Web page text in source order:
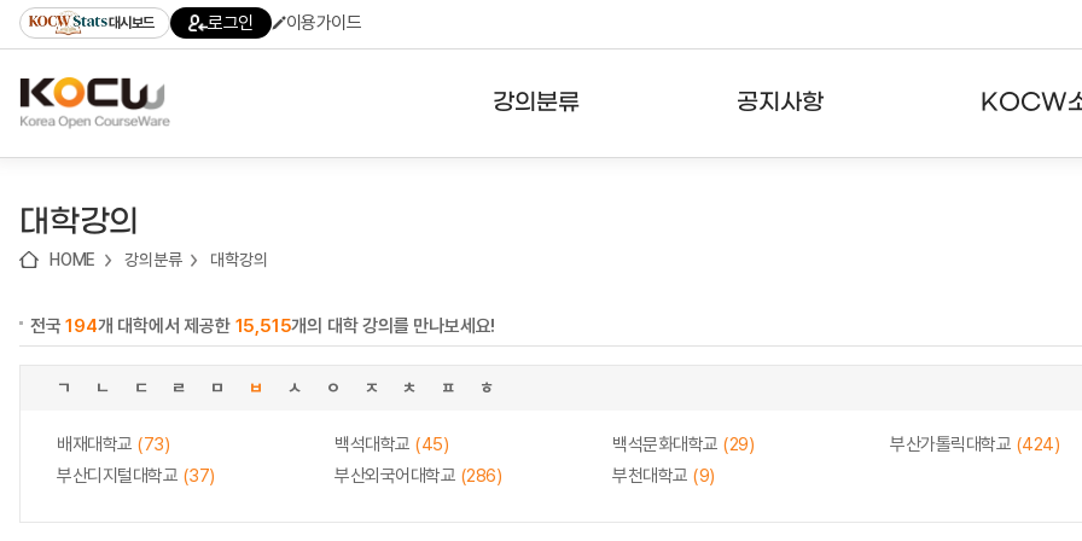
기
기
기
content)
가
대시보드 로그인 이용가이드
강의분류 공지사항 KOCW
대학강의
HOME 강의분류 대학강의
전국194개 대학에서 제공한 15,515개의 대학 강의를 만나보세요!
ㄱ ㄴ ㄷ ㄹ ㅁ ㅂ ㅅ ㅇ ㅈ ㅊ ㅍ ㅎ
배재대학교 (73) 백석대학교 (45) 백석문화대학교 (29) 부산가톨릭대학교 (424)
부산디지털대학교 (37) 부산외국어대학교 (286) 부천대학교 (9)